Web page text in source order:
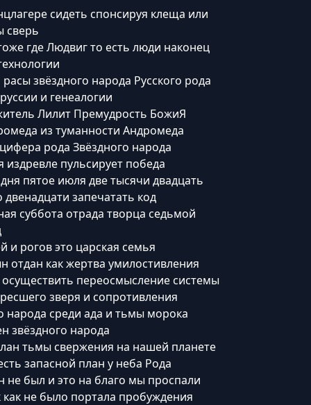
сидеть спонсируя клеща или
сверь
где Людвиг то есть люди наконец
звёздного народа Русского рода
и генеалогии
Лилит Премудрость БожиЯ
из туманности Андромеда
рода Звёздного народа
издревле пульсирует победа
пятое июля две тысячи двадцать
запечатать код
суббота отрада творца седьмой
и рогов это царская семья
отдан как жертва умилостивления
переосмысление системы
зверя и сопротивления
народа среди ада и тьмы морока
звёздного народа
тьмы свержения на нашей планете
запасной план у неба Рода
был и это на благо мы проспали
не было портала пробуждения